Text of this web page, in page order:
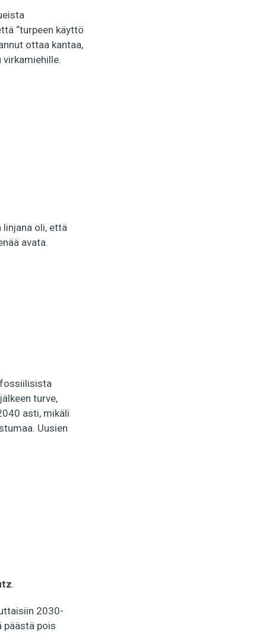
“turpeen käyttö
ottaa kantaa,
virkamiehille.
linjana oli, että
avata.
turve,
asti, mikäli
Uusien
.
2030-
päästä pois